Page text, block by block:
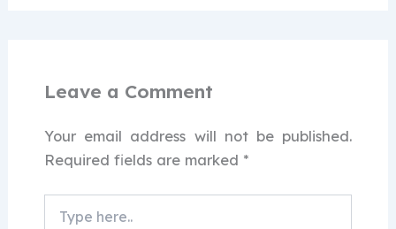
Leave a Comment
Your email address will not be published.
Required fields are marked *
here..